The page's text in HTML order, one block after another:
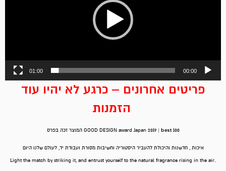
00:00
01:00
פריטים אחרונים – כרגע לא יהיו עוד
המוצר זכה בפרס GOOD DESIGN award Japan 2019 | best100
איכות , חדשנות והיכולת להעביר היסטוריה וחשיבות מסורת ועבודת יד, לעולם שלנו היום
Light the match by striking it, and entrust yourself to the natural fragrance rising in the air.